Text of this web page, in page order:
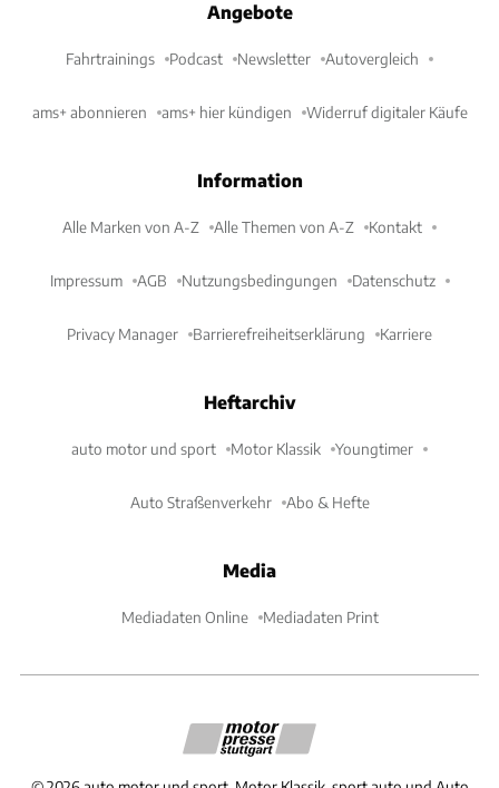
Angebote
Fahrtrainings Podcast Newsletter Autovergleich
ams+ abonnieren ams+ hier kündigen Widerruf digitaler Käufe
Information
Alle Marken von A-Z Alle Themen von A-Z Kontakt
Impressum AGB Nutzungsbedingungen Datenschutz
Privacy Manager Barrierefreiheitserklärung Karriere
Heftarchiv
auto motor und sport Motor Klassik Youngtimer
Auto Straßenverkehr Abo & Hefte
Media
Mediadaten Online Mediadaten Print